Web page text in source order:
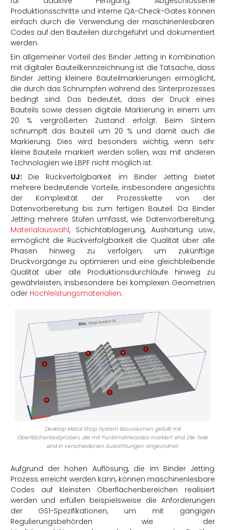
Produktionsschritte und interne QA-Check-Gates können
einfach durch die Verwendung der maschinenlesbaren
Codes auf den Bauteilen durchgeführt und dokumentiert
werden.
Ein allgemeiner Vorteil des Binder Jetting in Kombination
mit digitaler Bauteilkennzeichnung ist die Tatsache, dass
Binder Jetting kleinere Bauteilmarkierungen ermöglicht,
die durch das Schrumpfen während des Sinterprozesses
bedingt sind. Das bedeutet, dass der Druck eines
Bauteils sowie dessen digitale Markierung in einem um
20 % vergrößerten Zustand erfolgt. Beim Sintern
schrumpft das Bauteil um 20 % und damit auch die
Markierung. Dies wird besonders wichtig, wenn sehr
kleine Bauteile markiert werden sollen, was mit anderen
Technologien wie LBPF nicht möglich ist.
UJ: Die Rückverfolgbarkeit im Binder Jetting bietet
mehrere bedeutende Vorteile, insbesondere angesichts
der Komplexität der Prozesskette von der
Datenvorbereitung bis zum fertigen Bauteil. Da Binder
Jetting mehrere Stufen umfasst, wie Datenvorbereitung,
Materialauswahl, Schichtablagerung, Aushärtung usw.,
ermöglicht die Rückverfolgbarkeit die Qualität über alle
Phasen hinweg zu verfolgen, um zukünftige
Druckvorgänge zu optimieren und eine gleichbleibende
Qualität über alle Produktionsdurchläufe hinweg zu
gewährleisten, insbesondere bei komplexen Geometrien
oder Hochleistungsmaterialien.
Desktop Metal Shop System Bauvolumen gefüllt mit
Oberflächentestproben, die mit Punktmatrixcodes markiert sind. Die Teile
sind in verschiedenen Ausrichtungen angeordnet.
Aufgrund der hohen Auflösung, die im Binder Jetting
Prozess erreicht werden kann, können maschinenlesbare
Codes auf kleinsten Oberflächenbereichen realisiert
werden und erfüllen beispielsweise die Anforderungen
der GS1-Spezifikationen, um mit gängigen
Regulierungsbehörden wie der